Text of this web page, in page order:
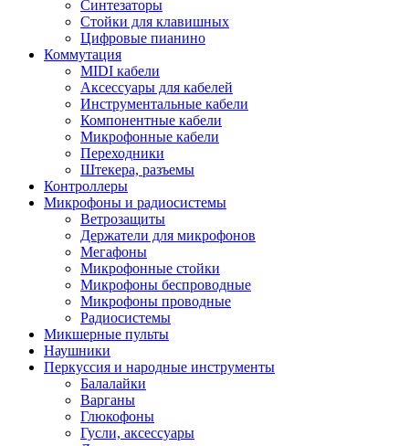
Синтезаторы
Стойки для клавишных
Цифровые пианино
Коммутация
MIDI кабели
Аксессуары для кабелей
Инструментальные кабели
Компонентные кабели
Микрофонные кабели
Переходники
Штекера, разъемы
Контроллеры
Микрофоны и радиосистемы
Ветрозащиты
Держатели для микрофонов
Мегафоны
Микрофонные стойки
Микрофоны беспроводные
Микрофоны проводные
Радиосистемы
Микшерные пульты
Наушники
Перкуссия и народные инструменты
Балалайки
Варганы
Глюкофоны
Гусли, аксессуары